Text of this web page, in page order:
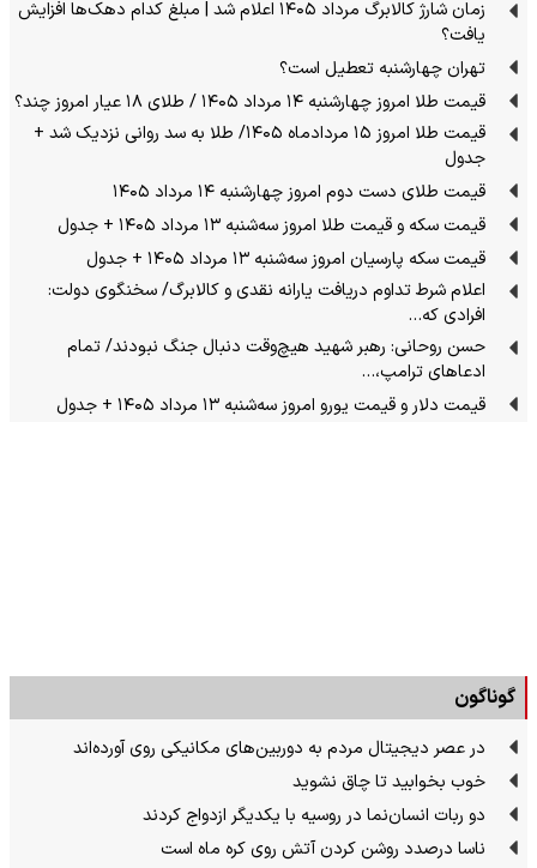
زمان شارژ کالابرگ مرداد ۱۴۰۵ اعلام شد | مبلغ کدام دهک‌ها افزایش
یافت؟
تهران چهارشنبه تعطیل است؟
قیمت طلا امروز چهارشنبه ۱۴ مرداد ۱۴۰۵ / طلای ۱۸ عیار امروز چند؟
قیمت طلا امروز ۱۵ مردادماه ۱۴۰۵/ طلا به سد روانی نزدیک شد +
جدول
قیمت طلای دست دوم امروز چهارشنبه ۱۴ مرداد ۱۴۰۵
قیمت سکه و قیمت طلا امروز سه‌شنبه ۱۳ مرداد ۱۴۰۵ + جدول
قیمت سکه پارسیان امروز سه‌شنبه ۱۳ مرداد ۱۴۰۵ + جدول
اعلام شرط تداوم دریافت یارانه نقدی و کالابرگ/ سخنگوی دولت:
افرادی که…
حسن روحانی: رهبر شهید هیچ‌وقت دنبال جنگ نبودند/ تمام
ادعاهای ترامپ،…
قیمت دلار و قیمت یورو امروز سه‌شنبه ۱۳ مرداد ۱۴۰۵ + جدول
گوناگون
در عصر دیجیتال مردم به دوربین‌های مکانیکی روی آورده‌اند
خوب بخوابید تا چاق نشوید
دو ربات انسان‌نما در روسیه با یکدیگر ازدواج کردند
ناسا درصدد روشن کردن آتش روی کره ماه است